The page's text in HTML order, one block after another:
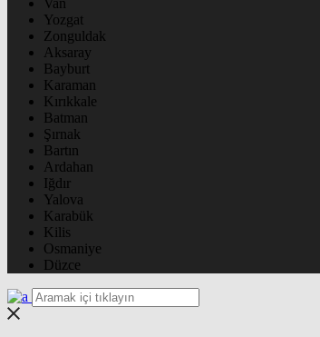
Van
Yozgat
Zonguldak
Aksaray
Bayburt
Karaman
Kırıkkale
Batman
Şırnak
Bartın
Ardahan
Iğdır
Yalova
Karabük
Kilis
Osmaniye
Düzce